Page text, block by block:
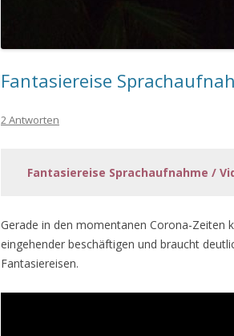
Fantasiereise
2 Antworten
Fantasiereise Sprachaufnahme /
Gerade in den momentanen Corona-Zeiten
eingehender beschäftigen und braucht
Fantasiereisen.